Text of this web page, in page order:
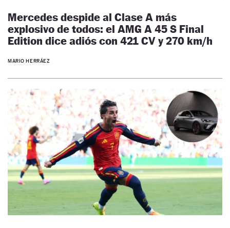
Mercedes despide al Clase A más
explosivo de todos: el AMG A 45 S Final
Edition dice adiós con 421 CV y 270 km/h
MARIO HERRÁEZ